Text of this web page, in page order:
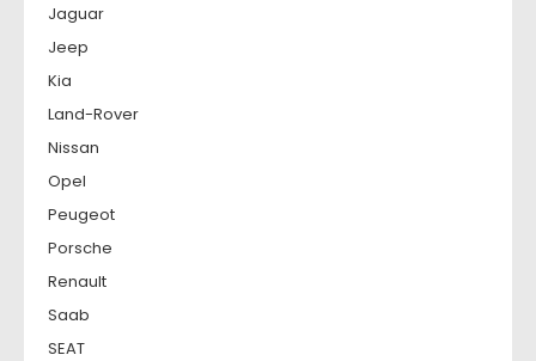
Jaguar
Jeep
Kia
Land-Rover
Nissan
Opel
Peugeot
Porsche
Renault
Saab
SEAT